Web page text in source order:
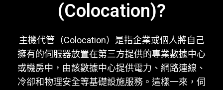
(Colocation)?
主機代管（Colocation）是指企業或個人將自己
擁有的伺服器放置在第三方提供的專業數據中心
或機房中，由該數據中心提供電力、網路連線、
冷卻和物理安全等基礎設施服務。這樣一來，伺